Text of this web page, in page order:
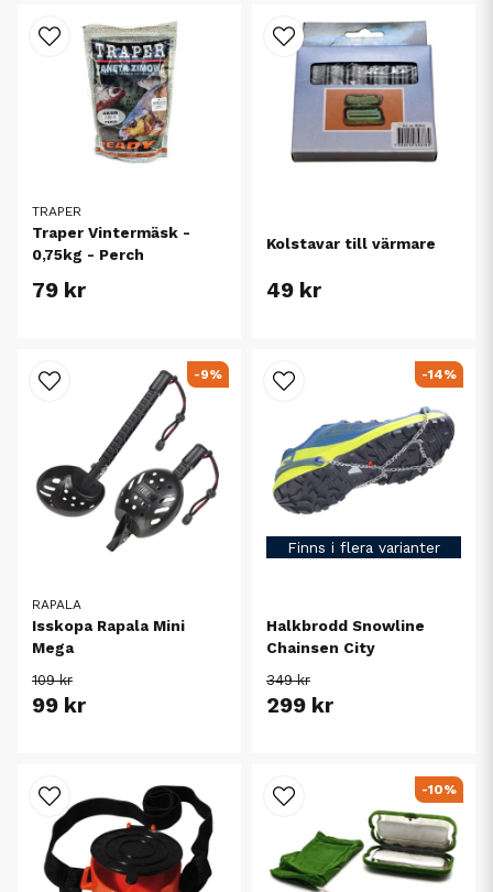
TRAPER
Traper Vintermäsk -
0,75kg - Perch
79 kr
Kolstavar till värmare
49 kr
RAPALA
Isskopa Rapala Mini
Mega
109 kr
99 kr
-9%
Finns i flera varianter
Halkbrodd Snowline
Chainsen City
349 kr
299 kr
-14%
-10%